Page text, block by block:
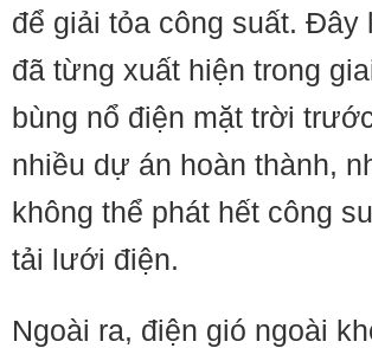
để giải tỏa công suất. Đây
đã từng xuất hiện trong
bùng nổ điện mặt trời
nhiều dự án hoàn thành,
không thể phát hết công
tải lưới điện.
Ngoài ra, điện gió ngoài